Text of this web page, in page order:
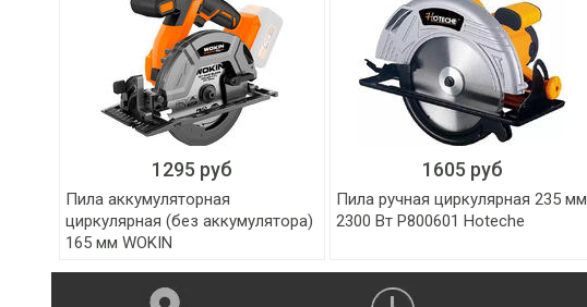
1295 руб
Пила аккумуляторная
циркулярная (без аккумулятора)
165 мм WOKIN
1605 руб
Пила ручная циркулярная 235 мм
2300 Вт P800601 Hoteche